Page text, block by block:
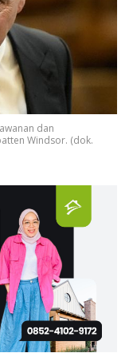
dan
Windsor. (dok.